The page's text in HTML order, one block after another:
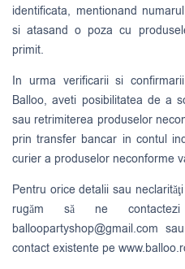
identificata, mentionand
si atasand o poza cu
primit.
In urma verificarii si
Balloo, aveti posibilitatea de a
sau retrimiterea produselor
prin transfer bancar in contul
curier a produselor neconforme
Pentru orice detalii sau
rugăm să ne
balloopartyshop@gmail.com
contact existente pe